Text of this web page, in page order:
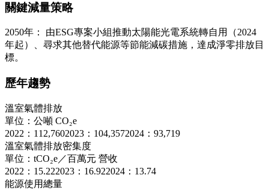
關鍵減量策略
2050年： 由ESG專案小組推動太陽能光電系統轉自用（2024
年起）、尋求其他替代能源等節能減碳措施，達成淨零排放目
標。
歷年趨勢
溫室氣體排放
單位：公噸 CO₂e
2022：112,7602023：104,3572024：93,719
溫室氣體排放密集度
單位：tCO₂e／百萬元 營收
2022：15.222023：16.922024：13.74
能源使用總量